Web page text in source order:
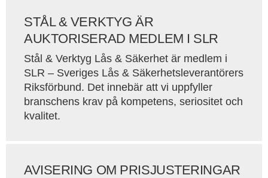
STÅL & VERKTYG ÄR
AUKTORISERAD MEDLEM I SLR
Stål & Verktyg Lås & Säkerhet är medlem i
SLR – Sveriges Lås & Säkerhetsleverantörers
Riksförbund. Det innebär att vi uppfyller
branschens krav på kompetens, seriositet och
kvalitet.
AVISERING OM PRISJUSTERINGAR